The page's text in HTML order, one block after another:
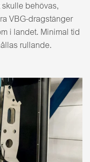
behövas,
VBG-dragstänger
i landet. Minimal tid
rullande.